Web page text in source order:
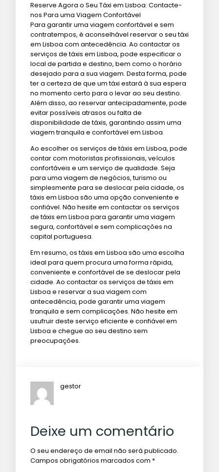
Reserve Agora o Seu Táxi em Lisboa: Contacte-
nos Para uma Viagem Confortável
Para garantir uma viagem confortável e sem
contratempos, é aconselhável reservar o seu táxi
em Lisboa com antecedência. Ao contactar os
serviços de táxis em Lisboa, pode especificar o
local de partida e destino, bem como o horário
desejado para a sua viagem. Desta forma, pode
ter a certeza de que um táxi estará à sua espera
no momento certo para o levar ao seu destino.
Além disso, ao reservar antecipadamente, pode
evitar possíveis atrasos ou falta de
disponibilidade de táxis, garantindo assim uma
viagem tranquila e confortável em Lisboa.
Ao escolher os serviços de táxis em Lisboa, pode
contar com motoristas profissionais, veículos
confortáveis e um serviço de qualidade. Seja
para uma viagem de negócios, turismo ou
simplesmente para se deslocar pela cidade, os
táxis em Lisboa são uma opção conveniente e
confiável. Não hesite em contactar os serviços
de táxis em Lisboa para garantir uma viagem
segura, confortável e sem complicações na
capital portuguesa.
Em resumo, os táxis em Lisboa são uma escolha
ideal para quem procura uma forma rápida,
conveniente e confortável de se deslocar pela
cidade. Ao contactar os serviços de táxis em
Lisboa e reservar a sua viagem com
antecedência, pode garantir uma viagem
tranquila e sem complicações. Não hesite em
usufruir deste serviço eficiente e confiável em
Lisboa e chegue ao seu destino sem
preocupações.
gestor
Deixe um comentário
O seu endereço de email não será publicado.
Campos obrigatórios marcados com *